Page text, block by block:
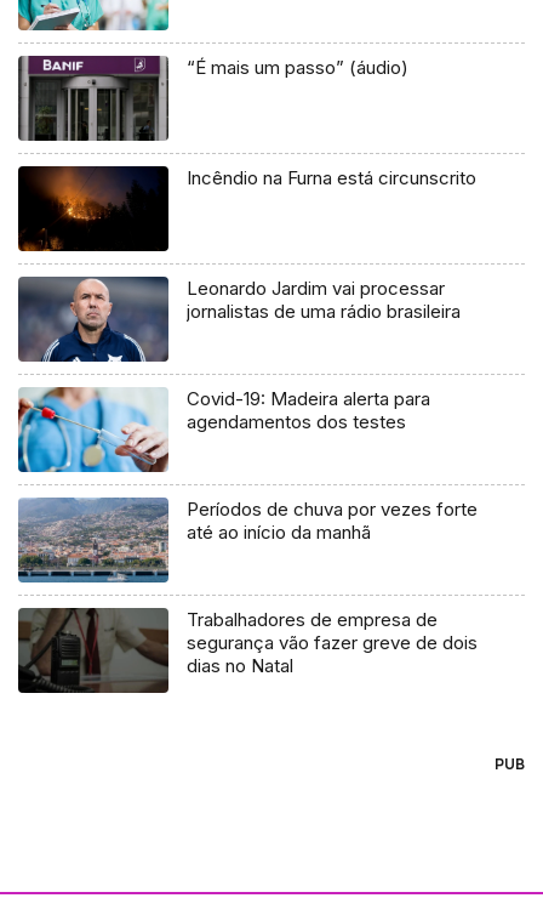
“É mais um passo” (áudio)
Incêndio na Furna está circunscrito
Leonardo Jardim vai processar
jornalistas de uma rádio brasileira
Covid-19: Madeira alerta para
agendamentos dos testes
Períodos de chuva por vezes forte
até ao início da manhã
Trabalhadores de empresa de
segurança vão fazer greve de dois
dias no Natal
PUB